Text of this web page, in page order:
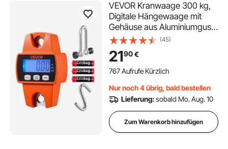
VEVOR Kranwaage 300 kg,
Digitale Hängewaage mit
Gehäuse aus Aluminiumguss
& LCD, Wildwaage 50-g-
Teilung & 3-Stufiger
Umschaltung, Zugwaage,
Fischwaage, Handwaage für
Angeln
(45)
2190€
767 Aufrufe Kürzlich
Nur noch 4 übrig, bald bestellen
Lieferung:sobald Mo. Aug. 10
Zum Warenkorb hinzufügen